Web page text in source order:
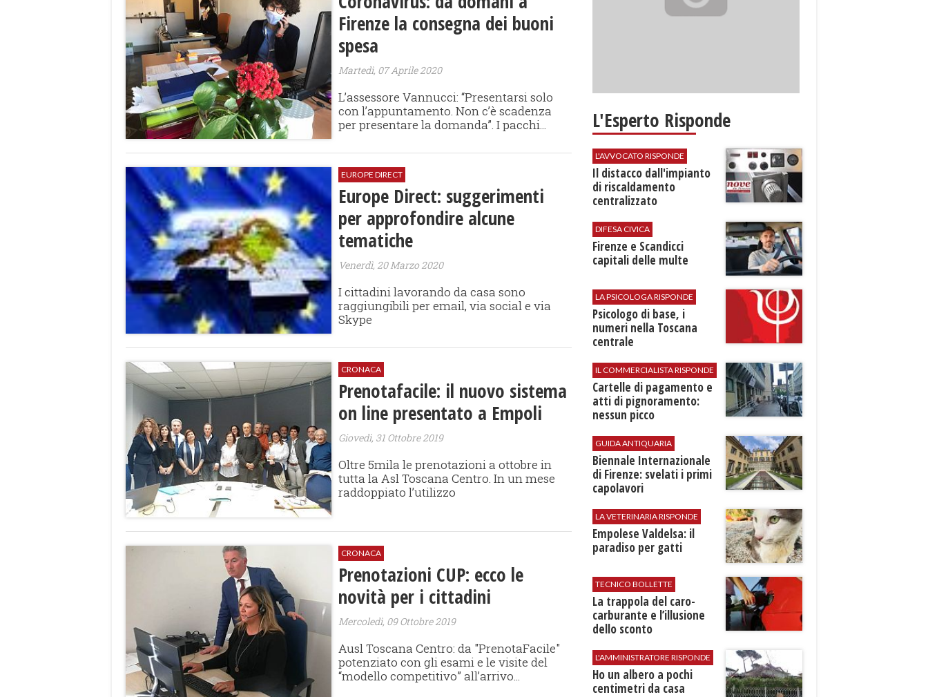
Firenze la consegna dei buoni
spesa
Martedì, 07 Aprile 2020
L’assessore Vannucci: “Presentarsi solo
con l’appuntamento. Non c’è scadenza
per presentare la domanda”. I pacchi...
EUROPE DIRECT
Europe Direct: suggerimenti
per approfondire alcune
tematiche
Venerdì, 20 Marzo 2020
I cittadini lavorando da casa sono
raggiungibili per email, via social e via
Skype
CRONACA
Prenotafacile: il nuovo sistema
on line presentato a Empoli
Giovedì, 31 Ottobre 2019
Oltre 5mila le prenotazioni a ottobre in
tutta la Asl Toscana Centro. In un mese
raddoppiato l’utilizzo
CRONACA
Prenotazioni CUP: ecco le
novità per i cittadini
Mercoledì, 09 Ottobre 2019
Ausl Toscana Centro: da "PrenotaFacile"
potenziato con gli esami e le visite del
“modello competitivo” all’arrivo...
L'Esperto Risponde
L'AVVOCATO RISPONDE
Il distacco dall'impianto
di riscaldamento
centralizzato
DIFESA CIVICA
Firenze e Scandicci
capitali delle multe
LA PSICOLOGA RISPONDE
Psicologo di base, i
numeri nella Toscana
centrale
IL COMMERCIALISTA RISPONDE
Cartelle di pagamento e
atti di pignoramento:
nessun picco
GUIDA ANTIQUARIA
Biennale Internazionale
di Firenze: svelati i primi
capolavori
LA VETERINARIA RISPONDE
Empolese Valdelsa: il
paradiso per gatti
TECNICO BOLLETTE
​La trappola del caro-
carburante e l’illusione
dello sconto
L'AMMINISTRATORE RISPONDE
Ho un albero a pochi
centimetri da casa